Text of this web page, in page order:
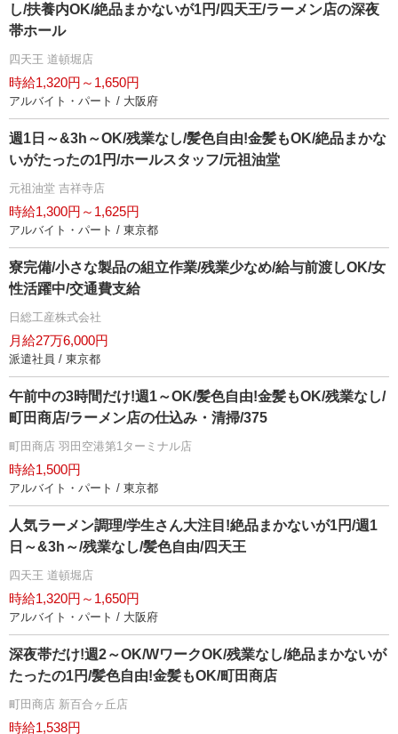
し/扶養内OK/絶品まかないが1円/四天王/ラーメン店の深夜
帯ホール
四天王 道頓堀店
時給1,320円～1,650円
アルバイト・パート / 大阪府
週1日～&3h～OK/残業なし/髪色自由!金髪もOK/絶品まかな
いがたったの1円/ホールスタッフ/元祖油堂
元祖油堂 吉祥寺店
時給1,300円～1,625円
アルバイト・パート / 東京都
寮完備/小さな製品の組立作業/残業少なめ/給与前渡しOK/女
性活躍中/交通費支給
日総工産株式会社
月給27万6,000円
派遣社員 / 東京都
午前中の3時間だけ!週1～OK/髪色自由!金髪もOK/残業なし/
町田商店/ラーメン店の仕込み・清掃/375
町田商店 羽田空港第1ターミナル店
時給1,500円
アルバイト・パート / 東京都
人気ラーメン調理/学生さん大注目!絶品まかないが1円/週1
日～&3h～/残業なし/髪色自由/四天王
四天王 道頓堀店
時給1,320円～1,650円
アルバイト・パート / 大阪府
深夜帯だけ!週2～OK/WワークOK/残業なし/絶品まかないが
たったの1円/髪色自由!金髪もOK/町田商店
町田商店 新百合ヶ丘店
時給1,538円